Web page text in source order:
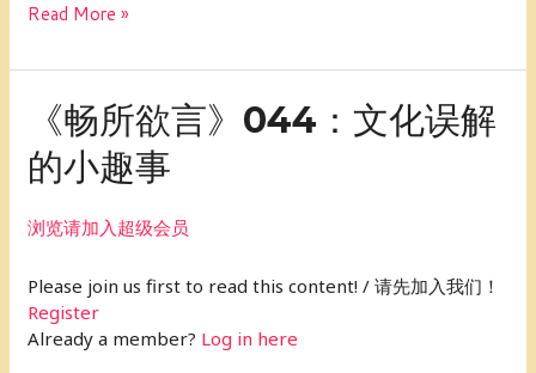
Read More »
《畅所欲言》044：文化误解
的小趣事
浏览请加入超级会员
Please join us first to read this content! / 请先加入我们！
Register
Already a member? Log in here
《畅
欲
言》
044：
文
误
解
的